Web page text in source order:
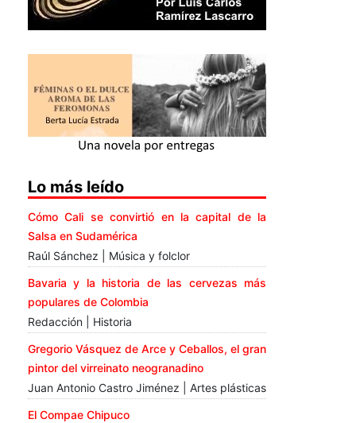
Lo más leído
Cómo Cali se convirtió en la capital de la
Salsa en Sudamérica
Raúl Sánchez | Música y folclor
Bavaria y la historia de las cervezas más
populares de Colombia
Redacción | Historia
Gregorio Vásquez de Arce y Ceballos, el gran
pintor del virreinato neogranadino
Juan Antonio Castro Jiménez | Artes plásticas
El Compae Chipuco